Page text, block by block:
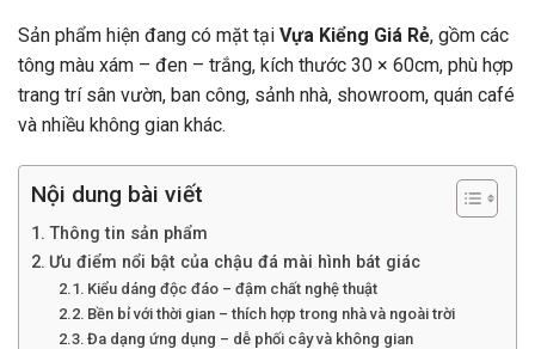
Sản phẩm hiện đang có mặt tại Vựa Kiểng Giá Rẻ, gồm các
tông màu xám – đen – trắng, kích thước 30 × 60cm, phù hợp
trang trí sân vườn, ban công, sảnh nhà, showroom, quán café
và nhiều không gian khác.
Nội dung bài viết
Thông tin sản phẩm
Ưu điểm nổi bật của chậu đá mài hình bát giác
Kiểu dáng độc đáo – đậm chất nghệ thuật
Bền bỉ với thời gian – thích hợp trong nhà và ngoài trời
Đa dạng ứng dụng – dễ phối cây và không gian